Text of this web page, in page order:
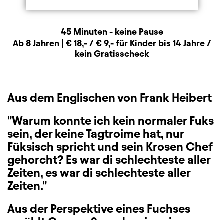
BeschreibungInformation
Dauer und Pausen45 Minuten - keine Pause
Zusatzinformation
Ab 8 Jahren | € 18,- / € 9,- für Kinder bis 14 Jahre /
kein Gratisscheck
Aus dem Englischen von Frank Heibert
"Warum konnte ich kein normaler Fuks
sein, der keine Tagtroime hat, nur
Füksisch spricht und sein Krosen Chef
gehorcht? Es war di schlechteste aller
Zeiten, es war di schlechteste aller
Zeiten."
Aus der Perspektive eines Fuchses